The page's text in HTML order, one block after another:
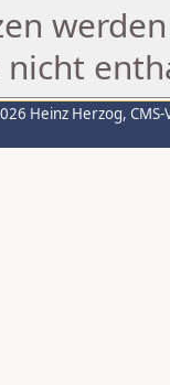
Heinz Herzog,